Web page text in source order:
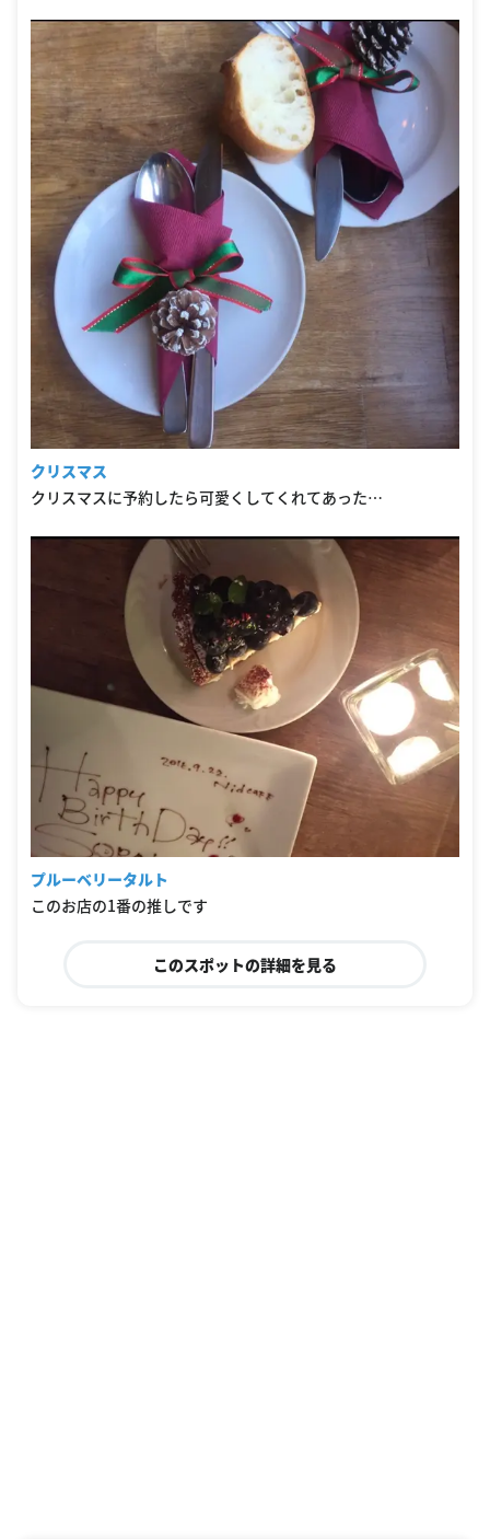
クリスマス
クリスマスに予約したら可愛くしてくれてあった…
プルーベリータルト
このお店の1番の推しです
このスポットの詳細を見る